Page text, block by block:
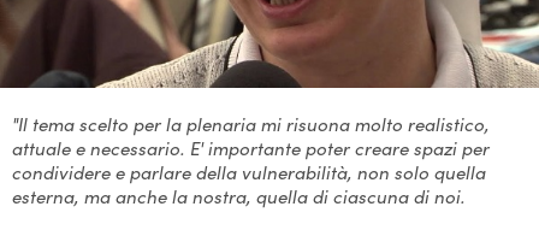
"Il tema scelto per la plenaria mi risuona molto realistico,
attuale e necessario. E' importante poter creare spazi per
condividere e parlare della vulnerabilità, non solo quella
esterna, ma anche la nostra, quella di ciascuna di noi.